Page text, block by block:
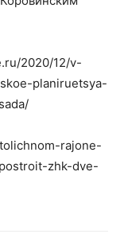
2020/12/v-
planiruetsya-
rajone-
zhk-dve-